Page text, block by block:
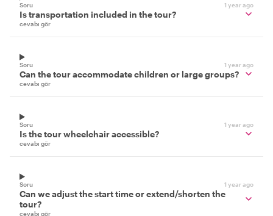
Soru 1 year ago
Is transportation included in the tour?
cevabı gör
Soru 1 year ago
Can the tour accommodate children or large groups?
cevabı gör
Soru 1 year ago
Is the tour wheelchair accessible?
cevabı gör
Soru 1 year ago
Can we adjust the start time or extend/shorten the
tour?
cevabı gör